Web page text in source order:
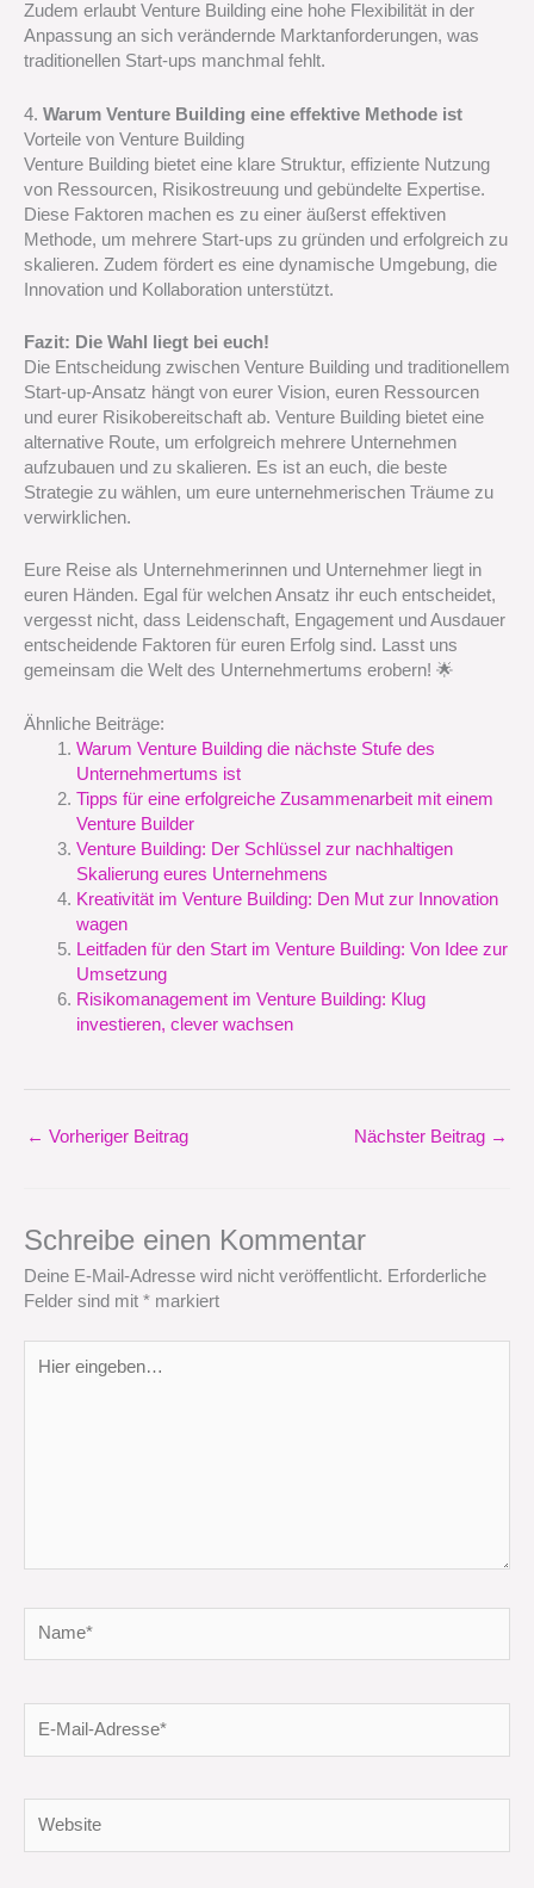
Zudem erlaubt Venture Building eine hohe Flexibilität in der
Anpassung an sich verändernde Marktanforderungen, was
traditionellen Start-ups manchmal fehlt.
4. Warum Venture Building eine effektive Methode ist
Vorteile von Venture Building
Venture Building bietet eine klare Struktur, effiziente Nutzung
von Ressourcen, Risikostreuung und gebündelte Expertise.
Diese Faktoren machen es zu einer äußerst effektiven
Methode, um mehrere Start-ups zu gründen und erfolgreich zu
skalieren. Zudem fördert es eine dynamische Umgebung, die
Innovation und Kollaboration unterstützt.
Fazit: Die Wahl liegt bei euch!
Die Entscheidung zwischen Venture Building und traditionellem
Start-up-Ansatz hängt von eurer Vision, euren Ressourcen
und eurer Risikobereitschaft ab. Venture Building bietet eine
alternative Route, um erfolgreich mehrere Unternehmen
aufzubauen und zu skalieren. Es ist an euch, die beste
Strategie zu wählen, um eure unternehmerischen Träume zu
verwirklichen.
Eure Reise als Unternehmerinnen und Unternehmer liegt in
euren Händen. Egal für welchen Ansatz ihr euch entscheidet,
vergesst nicht, dass Leidenschaft, Engagement und Ausdauer
entscheidende Faktoren für euren Erfolg sind. Lasst uns
gemeinsam die Welt des Unternehmertums erobern! 🌟
Ähnliche Beiträge:
Warum Venture Building die nächste Stufe des
Unternehmertums ist
Tipps für eine erfolgreiche Zusammenarbeit mit einem
Venture Builder
Venture Building: Der Schlüssel zur nachhaltigen
Skalierung eures Unternehmens
Kreativität im Venture Building: Den Mut zur Innovation
wagen
Leitfaden für den Start im Venture Building: Von Idee zur
Umsetzung
Risikomanagement im Venture Building: Klug
investieren, clever wachsen
← Vorheriger Beitrag Nächster Beitrag →
Schreibe einen Kommentar
Deine E-Mail-Adresse wird nicht veröffentlicht. Erforderliche
Felder sind mit * markiert
eingeben…
Mail-